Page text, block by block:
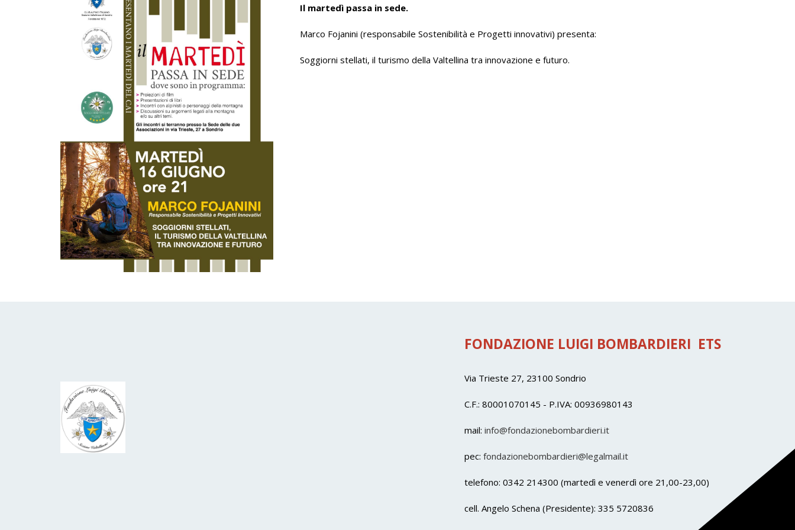
Il martedì passa in sede.
Marco Fojanini (responsabile Sostenibilità e Progetti innovativi) presenta:
Soggiorni stellati, il turismo della Valtellina tra innovazione e futuro.
FONDAZIONE LUIGI BOMBARDIERI ETS
Via Trieste 27, 23100 Sondrio
C.F.: 80001070145 - P.IVA: 00936980143
mail: info@fondazionebombardieri.it
pec: fondazionebombardieri@legalmail.it
telefono: 0342 214300 (martedì e venerdì ore 21,00-23,00)
cell. Angelo Schena (Presidente): 335 5720836